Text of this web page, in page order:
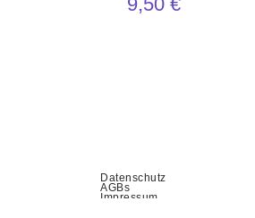
Datenschutz
AGBs
Impressum